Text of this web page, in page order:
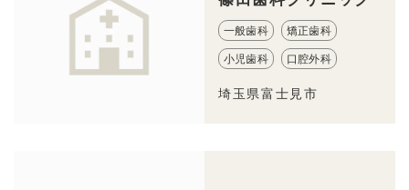
一般歯科 矯正歯科
小児歯科 口腔外科
埼玉県富士見市